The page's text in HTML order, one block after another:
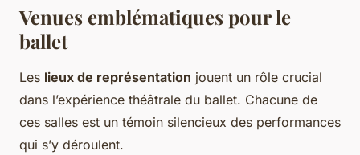
Venues emblématiques pour le
ballet
Les lieux de représentation jouent un rôle crucial
dans l’expérience théâtrale du ballet. Chacune de
ces salles est un témoin silencieux des performances
qui s’y déroulent.